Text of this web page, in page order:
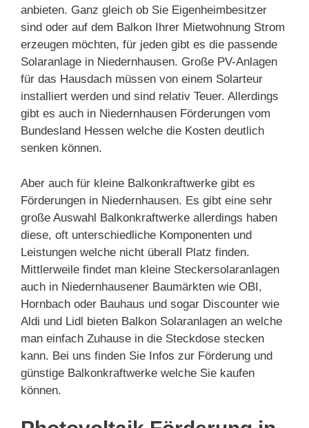
anbieten. Ganz gleich ob Sie Eigenheimbesitzer
sind oder auf dem Balkon Ihrer Mietwohnung Strom
erzeugen möchten, für jeden gibt es die passende
Solaranlage in Niedernhausen. Große PV-Anlagen
für das Hausdach müssen von einem Solarteur
installiert werden und sind relativ Teuer. Allerdings
gibt es auch in Niedernhausen Förderungen vom
Bundesland Hessen welche die Kosten deutlich
senken können.
Aber auch für kleine Balkonkraftwerke gibt es
Förderungen in Niedernhausen. Es gibt eine sehr
große Auswahl Balkonkraftwerke allerdings haben
diese, oft unterschiedliche Komponenten und
Leistungen welche nicht überall Platz finden.
Mittlerweile findet man kleine Steckersolaranlagen
auch in Niedernhausener Baumärkten wie OBI,
Hornbach oder Bauhaus und sogar Discounter wie
Aldi und Lidl bieten Balkon Solaranlagen an welche
man einfach Zuhause in die Steckdose stecken
kann. Bei uns finden Sie Infos zur Förderung und
günstige Balkonkraftwerke welche Sie kaufen
können.